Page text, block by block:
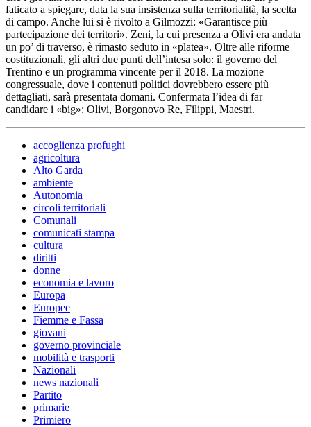
faticato a spiegare, data la sua insistenza sulla territorialità, la scelta
di campo. Anche lui si è rivolto a Gilmozzi: «Garantisce più
partecipazione dei territori». Zeni, la cui presenza a Olivi era andata
un po’ di traverso, è rimasto seduto in «platea». Oltre alle riforme
costituzionali, gli altri due punti dell’intesa solo: il governo del
Trentino e un programma vincente per il 2018. La mozione
congressuale, dove i contenuti politici dovrebbero essere più
dettagliati, sarà presentata domani. Confermata l’idea di far
candidare i «big»: Olivi, Borgonovo Re, Filippi, Maestri.
accoglienza profughi
agricoltura
Alto Garda
ambiente
Autonomia
circoli territoriali
Comunali
comunicati stampa
cultura
diritti
donne
economia e lavoro
Europa
Europee
Fiemme e Fassa
giovani
governo provinciale
mobilità e trasporti
Nazionali
news nazionali
Partito
primarie
Primiero